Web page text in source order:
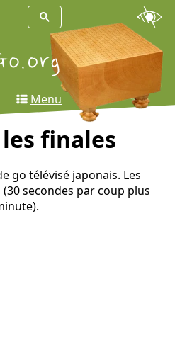
Menu
finales
go télévisé japonais. Les
secondes par coup plus